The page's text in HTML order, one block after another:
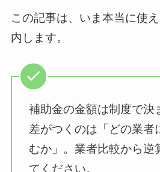
この記事は、いま本当に使
内します。
補助金の金額は制度で決
差がつくのは「どの業者
むか」。業者比較から逆
てください。